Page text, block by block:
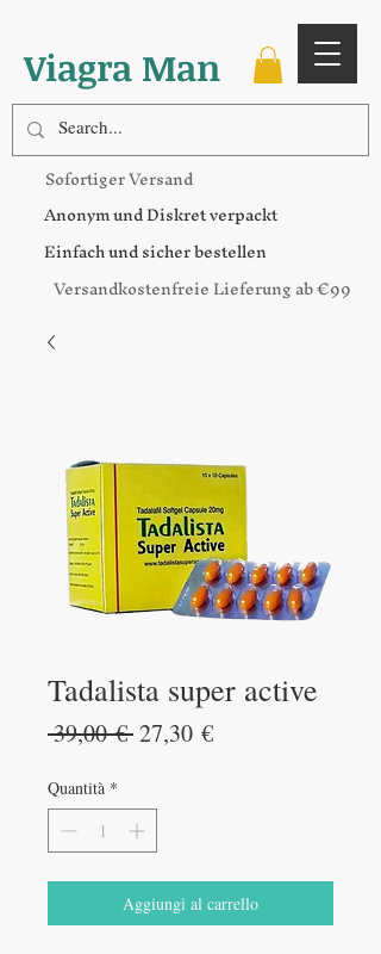
Viagra Man
Sofortiger Versand
Anonym und Diskret verpackt
Einfach und sicher bestellen
Versandkostenfreie Lieferung ab €99
Tadalista super active
39,00 € Prezzo
27,30 €Prezzo
Quantità *
Aggiungi al carrello